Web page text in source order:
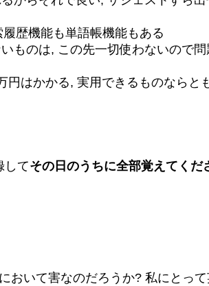
歴機能も単語帳機能もある
ものは, この先一切使わないので
円はかかる, 実用できるものなら
してその日のうちに全部覚えてくだ
おいて害なのだろうか? 私にとっ